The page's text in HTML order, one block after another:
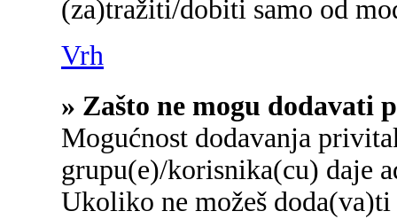
(za)tražiti/dobiti samo od
Vrh
» Zašto ne mogu dodavati
Mogućnost dodavanja
grupu(e)/korisnika(cu) daje
Ukoliko ne možeš